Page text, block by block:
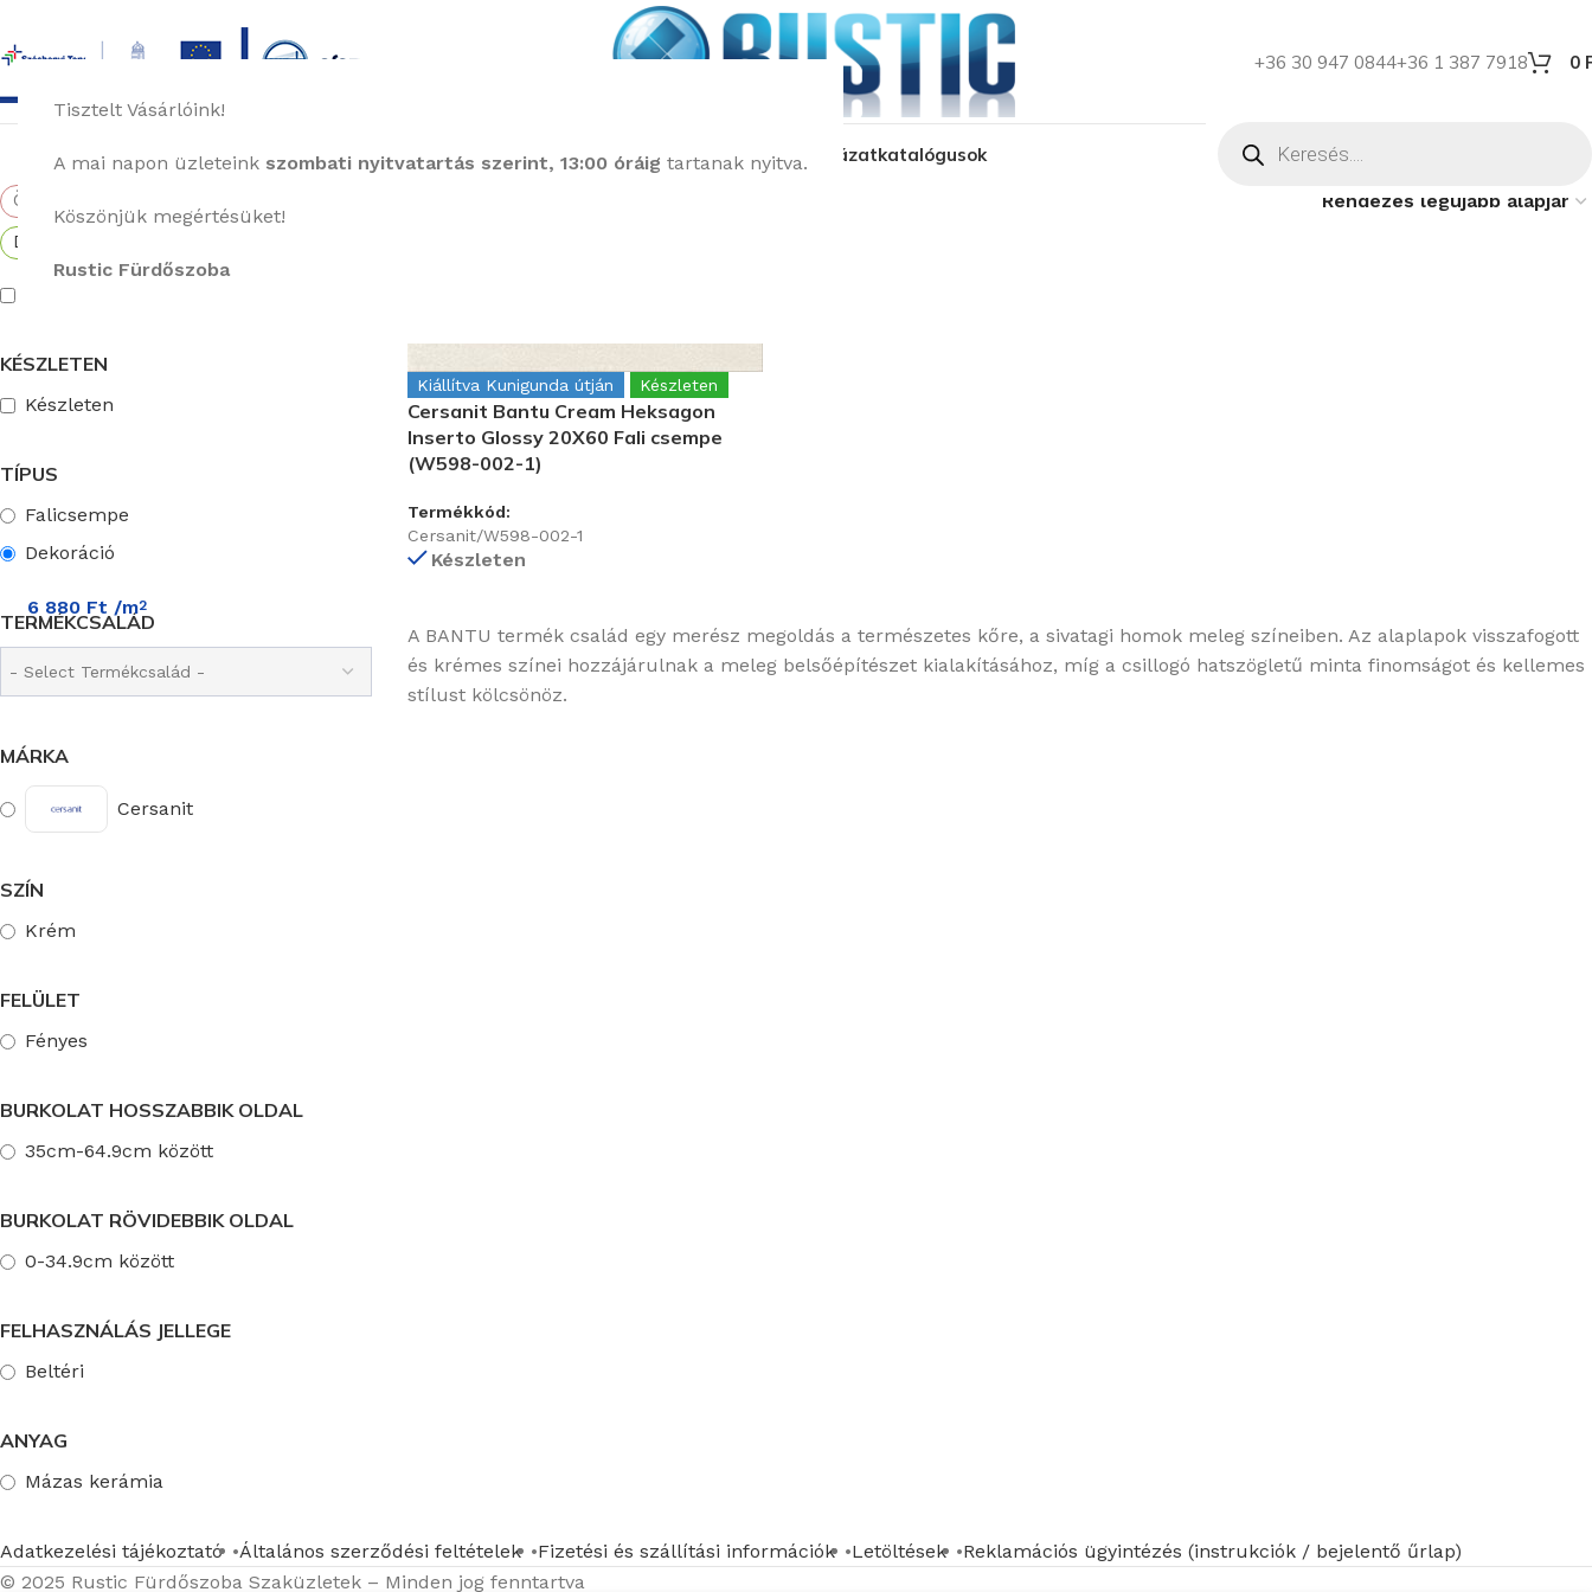
Tisztelt Vásárlóink!
A mai napon üzleteink szombati nyitvatartás szerint, 13:00 óráig tartanak nyitva.
Köszönjük megértésüket!
Rustic Fürdőszoba
+36 30 947 0844+36 1 387 7918 0
főoldal termékek képgalériabemutatkozásüzleteink látványtervezés pályázatkatalógusok
Összes visszaállítása
Dekoráció
KÉSZLETEN
Készleten
TÍPUS
Falicsempe
Dekoráció
TERMÉKCSALÁD
MÁRKA
Cersanit
SZÍN
Krém
FELÜLET
Fényes
BURKOLAT HOSSZABBIK OLDAL
35cm-64.9cm között
BURKOLAT RÖVIDEBBIK OLDAL
0-34.9cm között
FELHASZNÁLÁS JELLEGE
Beltéri
ANYAG
Mázas kerámia
Kiállítva Kunigunda útján Készleten
Cersanit Bantu Cream Heksagon
Inserto Glossy 20X60 Fali csempe
(W598-002-1)
Termékkód:
Cersanit/W598-002-1
Készleten
6 880 Ft /m2
A BANTU termék család egy merész megoldás a természetes kőre, a sivatagi homok meleg színeiben. Az alaplapok visszafogott
és krémes színei hozzájárulnak a meleg belsőépítészet kialakításához, míg a csillogó hatszögletű minta finomságot és kellemes
stílust kölcsönöz.
Adatkezelési tájékoztató Általános szerződési feltételek Fizetési és szállítási információk Letöltések
Reklamációs ügyintézés (instrukciók / bejelentő űrlap)
© 2025 Rustic Fürdőszoba Szaküzletek – Minden jog fenntartva